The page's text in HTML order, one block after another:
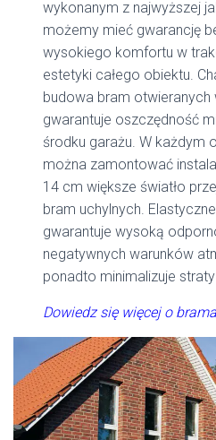
wykonanym z najwyższej
możemy mieć gwarancję
wysokiego komfortu w
estetyki całego obiektu.
budowa bram
gwarantuje oszczędność
środku garażu. W każdym
można zamontować
14 cm większe światło
bram uchylnych.
gwarantuje wysoką
negatywnych warunków
ponadto minimalizuje straty
Dowiedz się więcej o